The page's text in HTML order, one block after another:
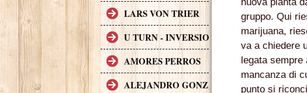
LARS VON TRIER
U TURN - INVERSIONE DI MARCIA
AMORES PERROS
ALEJANDRO GONZÁLEZ IÑÁRRITU
gruppo. Qui
marijuana,
va a chiedere
legata sempre
mancanza di
punto si